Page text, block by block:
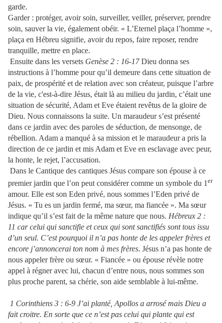
garde.
Garder : protéger, avoir soin, surveiller, veiller, préserver, prendre
soin, sauver la vie, également obéir. « L’Eternel plaça l’homme »,
plaça en Hébreu signifie, avoir du repos, faire reposer, rendre
tranquille, mettre en place.
Ensuite dans les versets Genèse 2 : 16-17Dieu donna ses
instructions à l’homme pour qu’il demeure dans cette situation de
paix, de prospérité et de relation avec son créateur, puisque l’arbre
de la vie, c'est-à-dire Jésus, était là au milieu du jardin, c’était une
situation de sécurité, Adam et Eve étaient revêtus de la gloire de
Dieu. Nous connaissons la suite. Un maraudeur s’est présenté
dans ce jardin avec des paroles de séduction, de mensonge, de
rébellion. Adam a manqué à sa mission et le maraudeur a pris la
direction de ce jardin et mis Adam et Eve en esclavage avec peur,
la honte, le rejet, l’accusation.
Dans le Cantique des cantiques Jésus compare son épouse à ce
premier jardin que l’on peut considérer comme un symbole du 1 er
amour. Elle est son Eden privé, nous sommes l’Eden privé de
Jésus. « Tu es un jardin fermé, ma sœur, ma fiancée ». Ma sœur
indique qu’il s’est fait de la même nature que nous. Hébreux 2 :
11 car celui qui sanctifie et ceux qui sont sanctifiés sont tous issu
d’un seul. C’est pourquoi il n’a pas honte de les appeler frères et
encore j’annoncerai ton nom à mes frères. Jésus n’a pas honte de
nous appeler frère ou sœur. « Fiancée » ou épouse révèle notre
appel à régner avec lui, chacun d’entre nous, nous sommes son
plus proche parent, sa chérie, son aide semblable à lui-même.
1 Corinthiens 3 : 6-9 J’ai planté, Apollos a arrosé mais Dieu a
fait croitre. En sorte que ce n’est pas celui qui plante qui est